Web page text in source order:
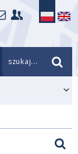
szukaj...